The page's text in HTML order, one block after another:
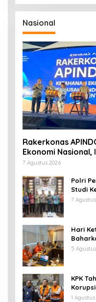
Nasional
Rakerkonas
Ekonomi Nasional,
Soroti Pentingnya
7 Agustus 2026
Polri
Studi
Jadi
7
Hari
5
KPK
PT Pelni
1 Agustus